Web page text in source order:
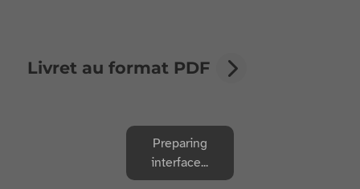
Livret au format PDF
Preparing
interface...